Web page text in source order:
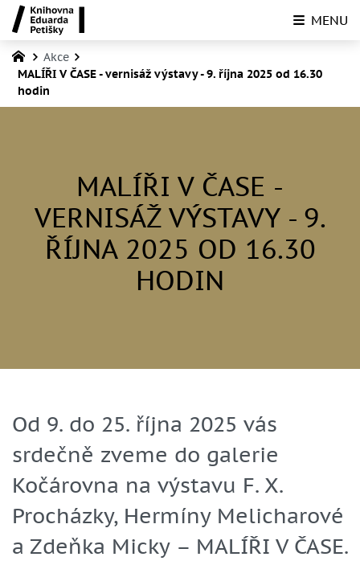
Akce
MALÍŘI V ČASE - vernisáž výstavy - 9. října 2025 od 16.30
hodin
MALÍŘI V ČASE -
VERNISÁŽ VÝSTAVY - 9.
ŘÍJNA 2025 OD 16.30
HODIN
Od 9. do 25. října 2025 vás
srdečně zveme do galerie
Kočárovna na výstavu F. X.
Procházky, Hermíny Melicharové
a Zdeňka Micky – MALÍŘI V ČASE.
MENU